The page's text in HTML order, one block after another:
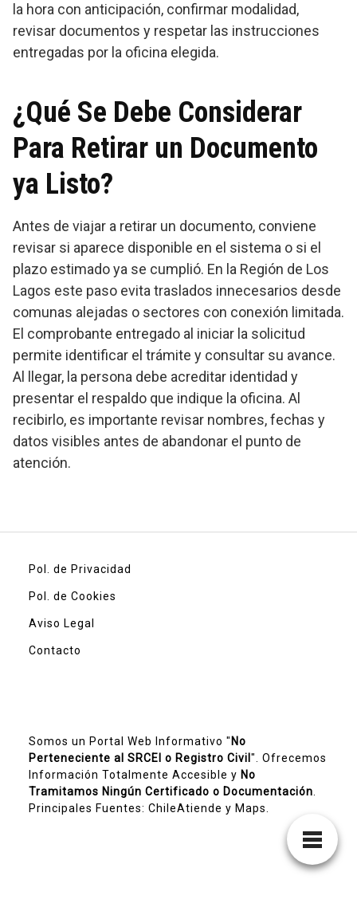
la hora con anticipación, confirmar modalidad,
revisar documentos y respetar las instrucciones
entregadas por la oficina elegida.
¿Qué Se Debe Considerar
Para Retirar un Documento
ya Listo?
Antes de viajar a retirar un documento, conviene
revisar si aparece disponible en el sistema o si el
plazo estimado ya se cumplió. En la Región de Los
Lagos este paso evita traslados innecesarios desde
comunas alejadas o sectores con conexión limitada.
El comprobante entregado al iniciar la solicitud
permite identificar el trámite y consultar su avance.
Al llegar, la persona debe acreditar identidad y
presentar el respaldo que indique la oficina. Al
recibirlo, es importante revisar nombres, fechas y
datos visibles antes de abandonar el punto de
atención.
Pol. de Privacidad
Pol. de Cookies
Aviso Legal
Contacto
Somos un Portal Web Informativo " No
Perteneciente al SRCEI o Registro Civil ". Ofrecemos
Información Totalmente Accesible y No
Tramitamos Ningún Certificado o Documentación.
Principales Fuentes: ChileAtiende y Maps.